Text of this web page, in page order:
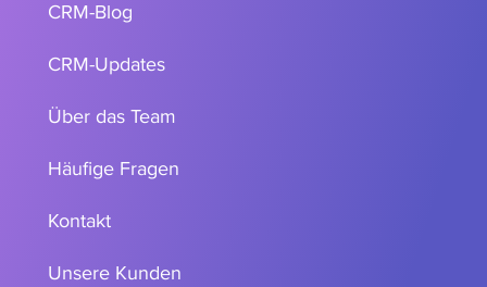
CRM-Blog
CRM-Updates
Über das Team
Häufige Fragen
Kontakt
Unsere Kunden